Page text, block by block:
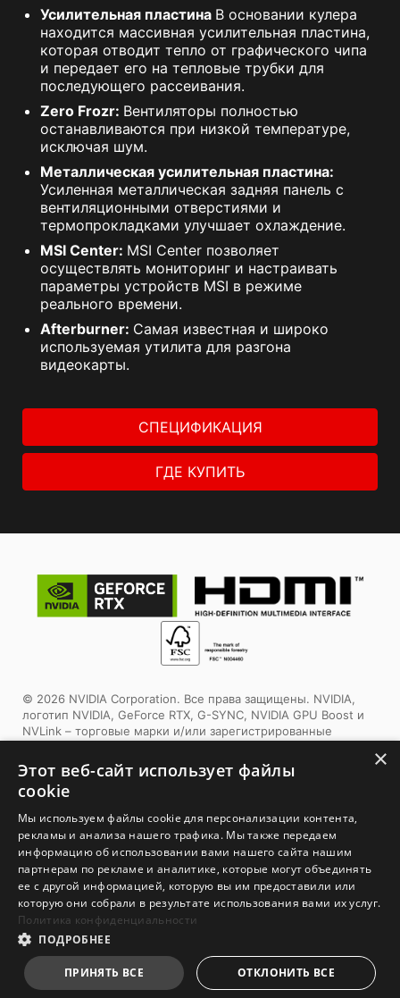
Усилительная пластина В основании кулера
находится массивная усилительная пластина,
которая отводит тепло от графического чипа
и передает его на тепловые трубки для
последующего рассеивания.
Zero Frozr: Вентиляторы полностью
останавливаются при низкой температуре,
исключая шум.
Металлическая усилительная пластина:
Усиленная металлическая задняя панель с
вентиляционными отверстиями и
термопрокладками улучшает охлаждение.
MSI Center: MSI Center позволяет
осуществлять мониторинг и настраивать
параметры устройств MSI в режиме
реального времени.
Afterburner: Самая известная и широко
используемая утилита для разгона
видеокарты.
СПЕЦИФИКАЦИЯ
ГДЕ КУПИТЬ
© 2026 NVIDIA Corporation. Все права защищены. NVIDIA,
логотип NVIDIA, GeForce RTX, G-SYNC, NVIDIA GPU Boost и
NVLink – торговые марки и/или зарегистрированные
странах. Другие торговые марки и авторские права
являются собственностью соответствующих владельцев.
Этот продукт использует упаковочные материалы,
сертифицированные Forest Stewardship Council™. Выбирая
этот продукт, вы помогаете заботиться о лесах планеты.
Узнайте больше:
1. Спецификации могут отличаться от приведенной на сайте
в зависимости от региона распространения изделия.
Точную спецификацию уточните у продавца. 2. Реальный
цвет изделия может отличаться от приведенного на сайте в
зависимости от настроек монитора и фотографии.
×
Этот веб-сайт использует файлы
cookie
Мы используем файлы cookie для персонализации контента,
рекламы и анализа нашего трафика. Мы также передаем
информацию об использовании вами нашего сайта нашим
партнерам по рекламе и аналитике, которые могут объединять
ее с другой информацией, которую вы им предоставили или
которую они собрали в результате использования вами их услуг.
Политика конфиденциальности
ПОДРОБНЕЕ
ПРИНЯТЬ ВСЕ ОТКЛОНИТЬ ВСЕ